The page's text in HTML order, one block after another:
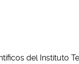
del Instituto